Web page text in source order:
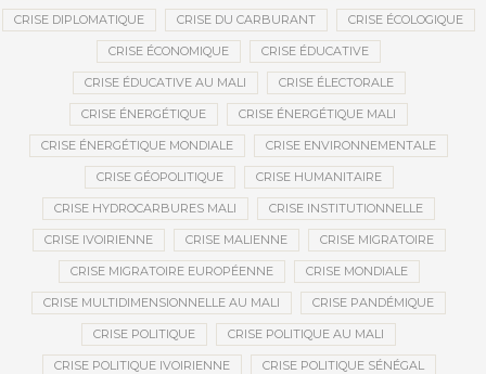
CRISE DIPLOMATIQUE CRISE DU CARBURANT CRISE ÉCOLOGIQUE
CRISE ÉCONOMIQUE CRISE ÉDUCATIVE
CRISE ÉDUCATIVE AU MALI CRISE ÉLECTORALE
CRISE ÉNERGÉTIQUE CRISE ÉNERGÉTIQUE MALI
CRISE ÉNERGÉTIQUE MONDIALE CRISE ENVIRONNEMENTALE
CRISE GÉOPOLITIQUE CRISE HUMANITAIRE
CRISE HYDROCARBURES MALI CRISE INSTITUTIONNELLE
CRISE IVOIRIENNE CRISE MALIENNE CRISE MIGRATOIRE
CRISE MIGRATOIRE EUROPÉENNE CRISE MONDIALE
CRISE MULTIDIMENSIONNELLE AU MALI CRISE PANDÉMIQUE
CRISE POLITIQUE CRISE POLITIQUE AU MALI
CRISE POLITIQUE IVOIRIENNE CRISE POLITIQUE SÉNÉGAL